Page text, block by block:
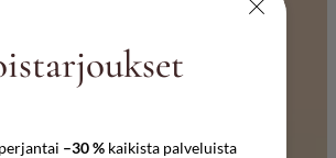
–30 %kaikista palveluista